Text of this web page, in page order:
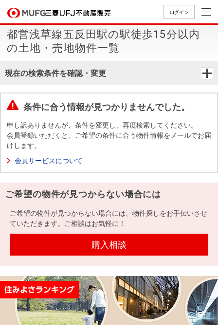
ログイン
買いたいTOP
中古
マン
ンを
探す
築・
一戸
建て
す
用
物
件
を
件を
探す
売りたいTOP
無
料
定
却
談
売却
金額
試算
売却向け
周辺相場
住まい1プ
店舗案内TOP
店舗のご
案内（首
案内（名
案内（関
会社情報TOP
ごあいさ
つ
要
Way
経営ビジ
ョン
組織図
役員一
沿革
本社地
図
（電子ブ
ック版）
採用情報TOP
新卒採用
情報
採用情報
買いたい
売りたい
店舗案内
会社情報
採用情報
提携企業にお勤めの方
閉じる
都営浅草線五反田駅の駅徒歩15分以内
の土地・売地物件一覧
現在の検索条件を確認・変更
条件に合う情報が見つかりませんでした。
申し訳ありませんが、条件を変更し、再度検索してください。
会員登録いただくと、ご希望の条件に合う物件情報をメールでお届
けします。
会員サービスについて
ご希望の物件が見つからない場合には
ご希望の物件が見つからない場合には、物件探しをお手伝いさせ
ていただきます。ご相談はお気軽に！
購入相談